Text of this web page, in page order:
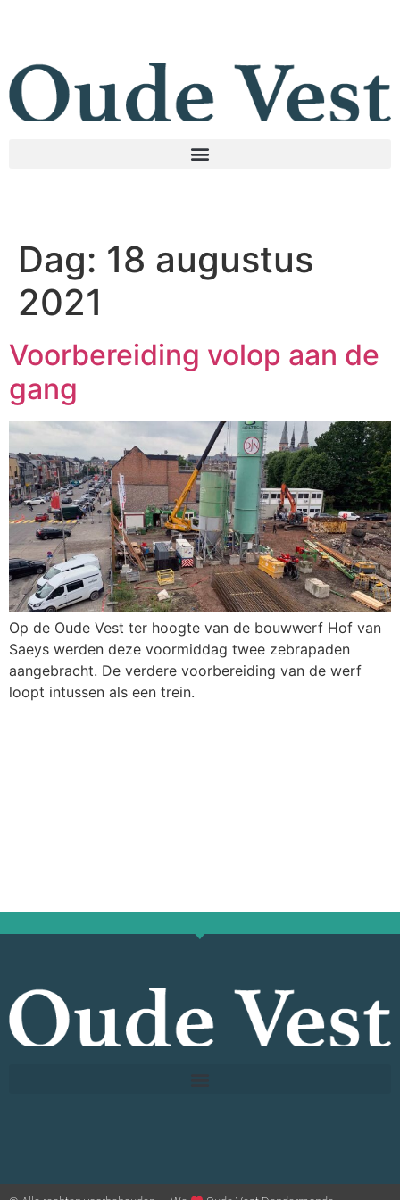
Dag: 18 augustus
2021
Voorbereiding volop aan de
gang
Op de Oude Vest ter hoogte van de bouwwerf Hof van
Saeys werden deze voormiddag twee zebrapaden
aangebracht. De verdere voorbereiding van de werf
loopt intussen als een trein.